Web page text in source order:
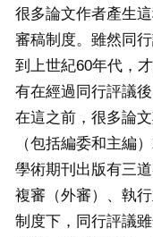
很多論文作者產生
審稿制度。雖然同
到上世紀60年代，
有在經過同行評議
在這之前，很多論
（包括編委和主編
學術期刊出版有三
複審（外審）、執
制度下，同行評議